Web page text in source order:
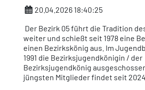
Details20.04.2026 18:40:25
Der Bezirk 05 führt die Tradition
weiter und schießt seit 1978 eine
einen Bezirkskönig aus. Im
1991 die Bezirksjugendkönigin / der
Bezirksjugendkönig
jüngsten Mitglieder findet seit 2024